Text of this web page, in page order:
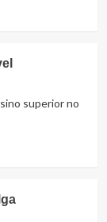
superior no